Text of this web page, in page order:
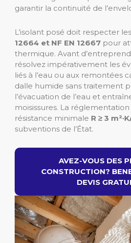
garantir la continuité de
L’isolant posé doit respecter
12664 et NF EN 12667 pour
thermique. Avant
résolvez impérativement les
liés à l’eau ou aux remontées
dalle humide sans traitement
l’évacuation de l’eau et
moisissures. La
résistance minimale R ≥ 3
subventions de l’État.
AVEZ-VOUS DES
CONSTRUCTION?
DEVIS